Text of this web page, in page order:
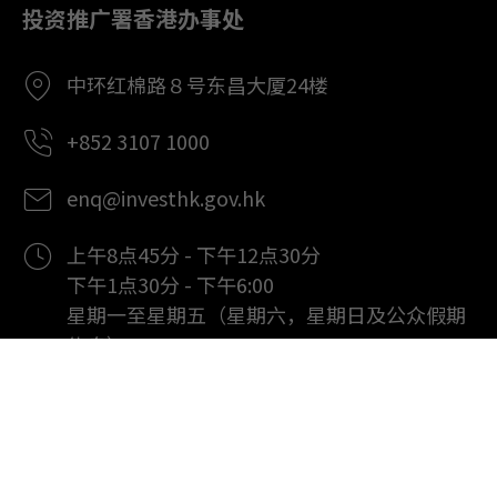
投资推广署香港办事处
中环红棉路８号东昌大厦24楼
+852 3107 1000
enq@investhk.gov.hk
上午8点45分 - 下午12点30分
下午1点30分 - 下午6:00
星期一至星期五（星期六，星期日及公众假期
休息）